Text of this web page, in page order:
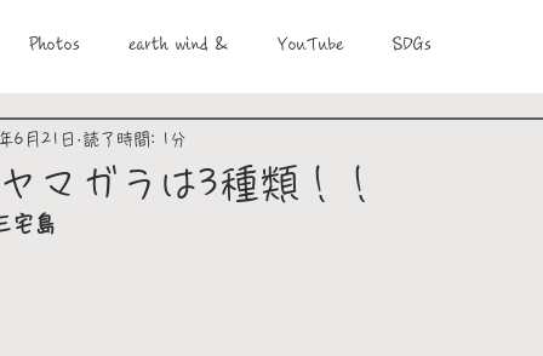
Photos earth wind & YouTube SDGs
マガラは3種類！！
6月21日 読了時間: 1分
宅島